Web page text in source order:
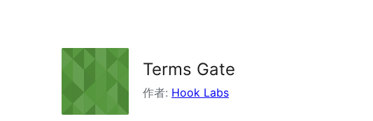
イ
検
Terms Gate
作者: Hook Labs